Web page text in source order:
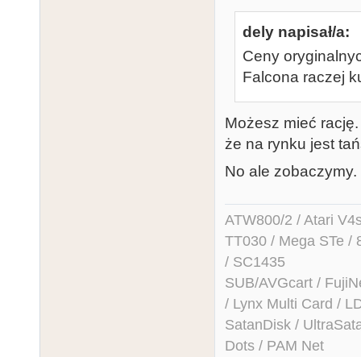
dely napisał/a:
Ceny
Falcona raczej
Możesz mieć
że na rynku jest
No ale
ATW800/2 / Atari
TT030 / Mega STe /
/ SC1435
SUB/AVGcart /
/ Lynx Multi Card /
SatanDisk /
Dots / PAM Net